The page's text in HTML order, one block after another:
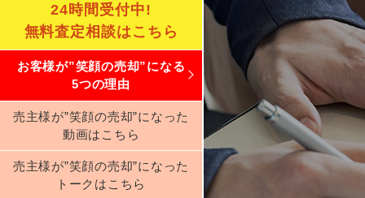
24時間受付中!
無料査定相談はこちら
お客様が”笑顔の売却”になる
5つの理由
売主様が”笑顔の売却”になった
動画はこちら
売主様が”笑顔の売却”になった
トークはこちら